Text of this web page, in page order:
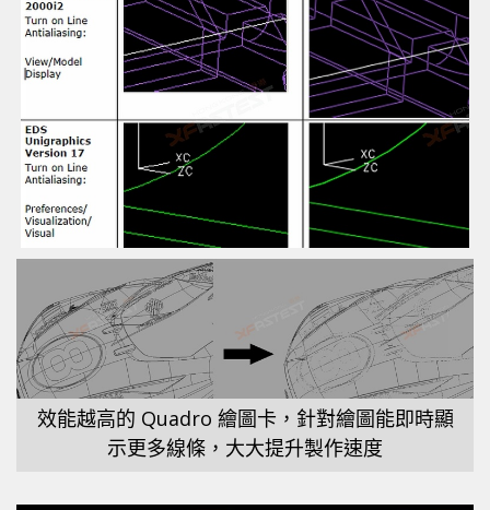
效能越高的 Quadro 繪圖卡，針對繪圖能即時顯
示更多線條，大大提升製作速度